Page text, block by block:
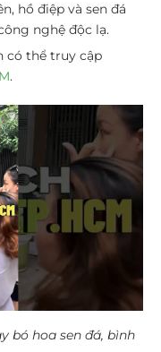
hồ điệp và sen đá
nghệ độc lạ.
có thể truy cập
.
bó hoa sen đá, bình